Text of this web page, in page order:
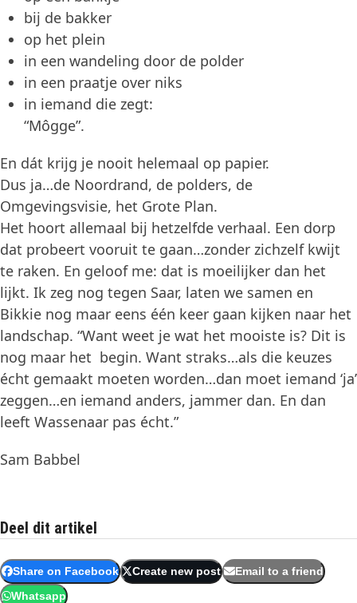
bij de bakker
op het plein
in een wandeling door de polder
in een praatje over niks
in iemand die zegt:
“Môgge”.
En dát krijg je nooit helemaal op papier.
Dus ja…de Noordrand, de polders, de
Omgevingsvisie, het Grote Plan.
Het hoort allemaal bij hetzelfde verhaal. Een dorp
dat probeert vooruit te gaan…zonder zichzelf kwijt
te raken. En geloof me: dat is moeilijker dan het
lijkt. Ik zeg nog tegen Saar, laten we samen en
Bikkie nog maar eens één keer gaan kijken naar het
landschap. “Want weet je wat het mooiste is? Dit is
nog maar het begin. Want straks…als die keuzes
écht gemaakt moeten worden…dan moet iemand ‘ja’
zeggen…en iemand anders, jammer dan. En dan
leeft Wassenaar pas écht.”
Sam Babbel
Deel dit artikel
Share on Facebook Create new post Email to a friend
Whatsapp